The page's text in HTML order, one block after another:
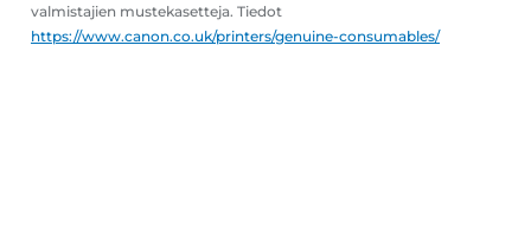
valmistajien mustekasetteja. Tiedot
https://www.canon.co.uk/printers/genuine-consumables/